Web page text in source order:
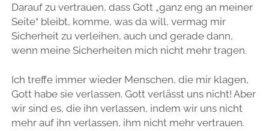
Darauf zu vertrauen, dass Gott „ganz eng an meiner
Seite“ bleibt, komme, was da will, vermag mir
Sicherheit zu verleihen, auch und gerade dann,
wenn meine Sicherheiten mich nicht mehr tragen.
Ich treffe immer wieder Menschen, die mir klagen,
Gott habe sie verlassen. Gott verlässt uns nicht! Aber
wir sind es, die ihn verlassen, indem wir uns nicht
mehr auf ihn verlassen, ihm nicht mehr vertrauen.